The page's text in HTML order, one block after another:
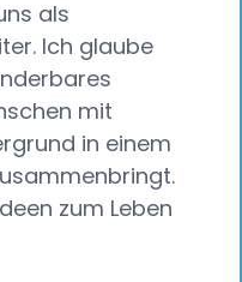
als
Ich glaube
mit
in einem
zum Leben